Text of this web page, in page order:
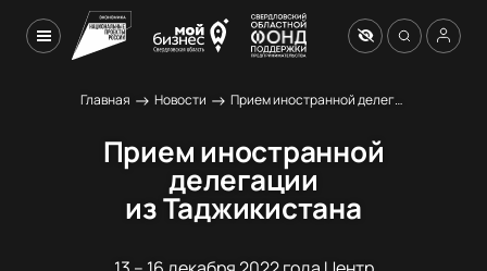
Главная → Новости → Прием иностранной делегации из Таджикистана
Прием иностранной
делегации
из Таджикистана